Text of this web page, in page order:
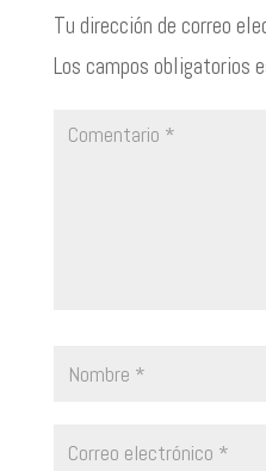
Tu dirección de correo
Los campos obligatorios